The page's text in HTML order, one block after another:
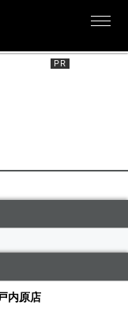
内原店